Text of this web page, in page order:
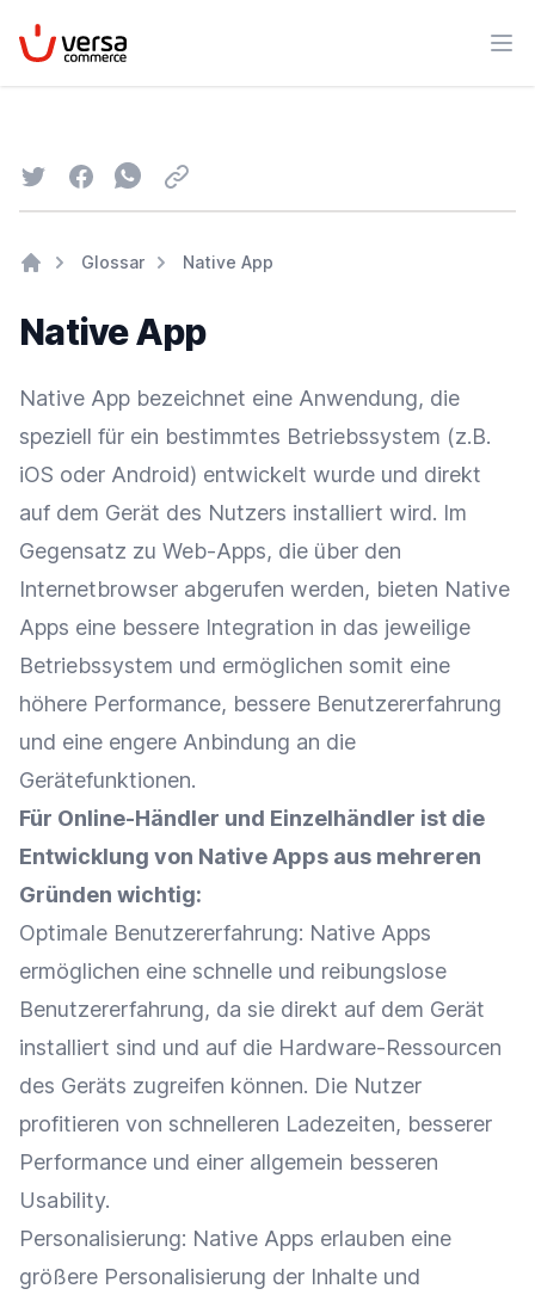
VersaCommerce
TwitterFacebookWhatsapp
Email
Glossar Native App
Native App
Native App bezeichnet eine Anwendung, die
speziell für ein bestimmtes Betriebssystem (z.B.
iOS oder Android) entwickelt wurde und direkt
auf dem Gerät des Nutzers installiert wird. Im
Gegensatz zu Web-Apps, die über den
Internetbrowser abgerufen werden, bieten Native
Apps eine bessere Integration in das jeweilige
Betriebssystem und ermöglichen somit eine
höhere Performance, bessere Benutzererfahrung
und eine engere Anbindung an die
Gerätefunktionen.
Für Online-Händler und Einzelhändler ist die
Entwicklung von Native Apps aus mehreren
Gründen wichtig:
Optimale Benutzererfahrung: Native Apps
ermöglichen eine schnelle und reibungslose
Benutzererfahrung, da sie direkt auf dem Gerät
installiert sind und auf die Hardware-Ressourcen
des Geräts zugreifen können. Die Nutzer
profitieren von schnelleren Ladezeiten, besserer
Performance und einer allgemein besseren
Usability.
Personalisierung: Native Apps erlauben eine
größere Personalisierung der Inhalte und